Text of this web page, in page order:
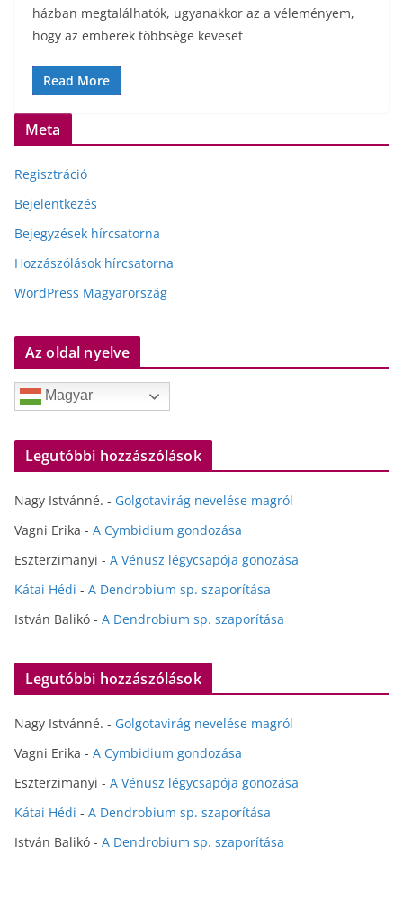
házban megtalálhatók, ugyanakkor az a véleményem,
hogy az emberek többsége keveset
Read More
Meta
Regisztráció
Bejelentkezés
Bejegyzések hírcsatorna
Hozzászólások hírcsatorna
WordPress Magyarország
Az oldal nyelve
Magyar
Legutóbbi hozzászólások
Nagy Istvánné. - Golgotavirág nevelése magról
Vagni Erika - A Cymbidium gondozása
Eszterzimanyi - A Vénusz légycsapója gonozása
Kátai Hédi - A Dendrobium sp. szaporítása
István Balikó - A Dendrobium sp. szaporítása
Legutóbbi hozzászólások
Nagy Istvánné. - Golgotavirág nevelése magról
Vagni Erika - A Cymbidium gondozása
Eszterzimanyi - A Vénusz légycsapója gonozása
Kátai Hédi - A Dendrobium sp. szaporítása
István Balikó - A Dendrobium sp. szaporítása